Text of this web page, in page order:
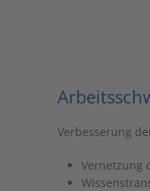
Verbesserung
Vernetzung